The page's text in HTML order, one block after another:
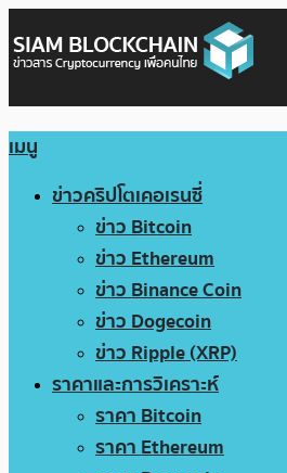
เมนู
ข่าวคริปโตเคอเรนซี่
ข่าว Bitcoin
ข่าว Ethereum
ข่าว Binance Coin
ข่าว Dogecoin
ข่าว Ripple (XRP)
ราคาและการวิเคราะห์
ราคา Bitcoin
ราคา Ethereum